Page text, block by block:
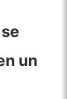
un